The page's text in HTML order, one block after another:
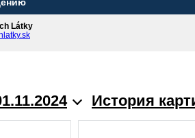
Látky
История